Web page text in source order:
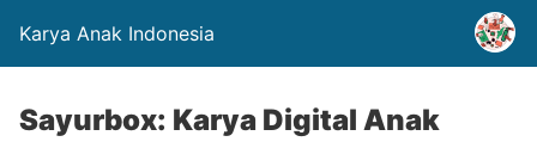
Karya Anak Indonesia
Sayurbox: Karya Digital Anak